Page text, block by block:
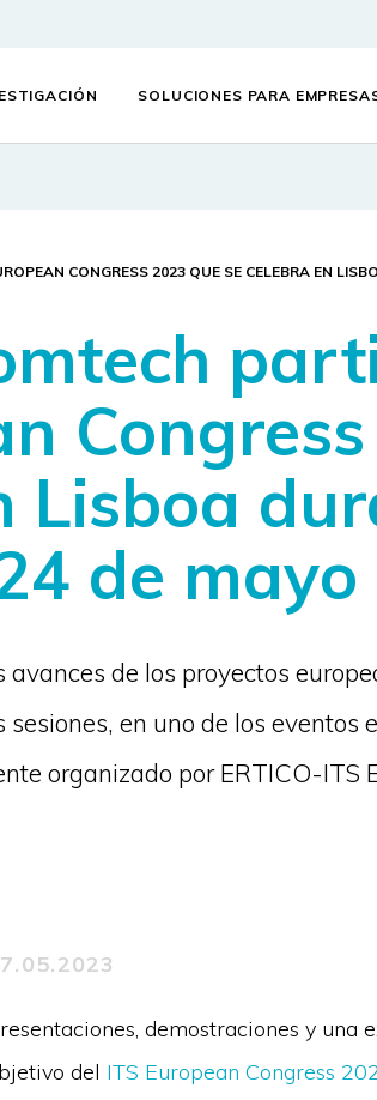
SOLUCIONES PARA
CONGRESS 2023 QUE SE CELEBRA EN
Lisboa
de mayo
de los proyectos
en uno de los eventos
organizado por ERTICO-ITS
demostraciones y una
del ITS European Congress